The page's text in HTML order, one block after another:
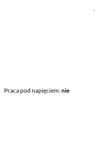
Praca pod napięciem nie